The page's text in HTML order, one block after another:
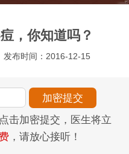
，你知道吗？
发布时间：2016-12-15
击加密提交，医生将立
，请放心接听！